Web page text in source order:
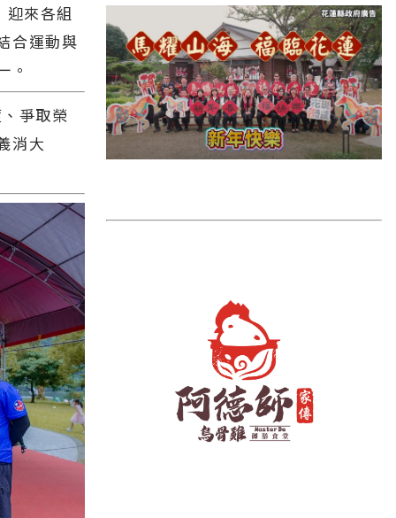
澎湖縣
香港
台東市
雲林縣
長濱鄉
彰化縣
迎來各組
合運動與
。
爭取榮
消大